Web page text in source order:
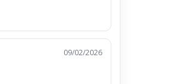
09/02/2026